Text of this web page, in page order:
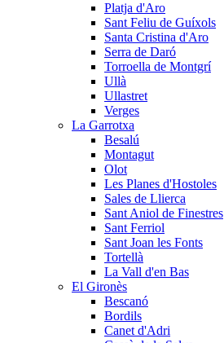
Platja d'Aro
Sant Feliu de Guíxols
Santa Cristina d'Aro
Serra de Daró
Torroella de Montgrí
Ullà
Ullastret
Verges
La Garrotxa
Besalú
Montagut
Olot
Les Planes d'Hostoles
Sales de Llierca
Sant Aniol de Finestres
Sant Ferriol
Sant Joan les Fonts
Tortellà
La Vall d'en Bas
El Gironès
Bescanó
Bordils
Canet d'Adri